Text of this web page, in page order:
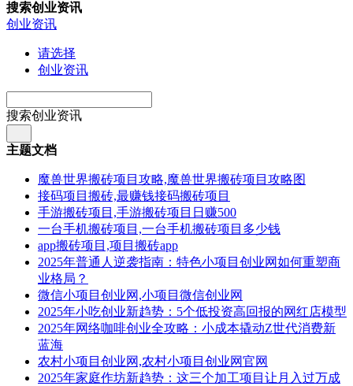
搜索创业资讯
创业资讯
请选择
创业资讯
搜索创业资讯
主题文档
魔兽世界搬砖项目攻略,魔兽世界搬砖项目攻略图
接码项目搬砖,最赚钱接码搬砖项目
手游搬砖项目,手游搬砖项目日赚500
一台手机搬砖项目,一台手机搬砖项目多少钱
app搬砖项目,项目搬砖app
2025年普通人逆袭指南：特色小项目创业网如何重塑商
业格局？
微信小项目创业网,小项目微信创业网
2025年小吃创业新趋势：5个低投资高回报的网红店模型
2025年网络咖啡创业全攻略：小成本撬动Z世代消费新
蓝海
农村小项目创业网,农村小项目创业网官网
2025年家庭作坊新趋势：这三个加工项目让月入过万成